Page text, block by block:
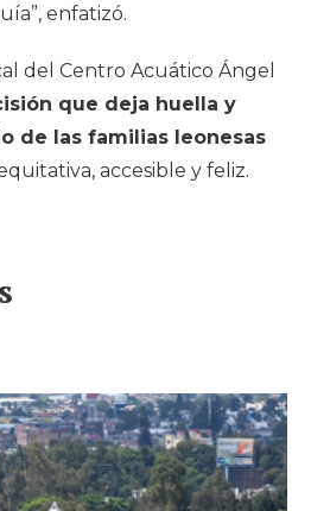
enfatizó.
del Centro Acuático Ángel
que deja huella y
de las familias leonesas
accesible y feliz.